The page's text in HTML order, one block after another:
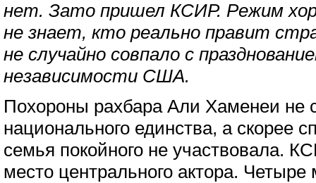
нет. Зато пришел КСИР. Режим
не знает, кто реально правит
не случайно совпало с
независимости США.
Похороны рахбара Али Хаменеи не
национального единства, а скорее
семья покойного не участвовала.
место центрального актора.